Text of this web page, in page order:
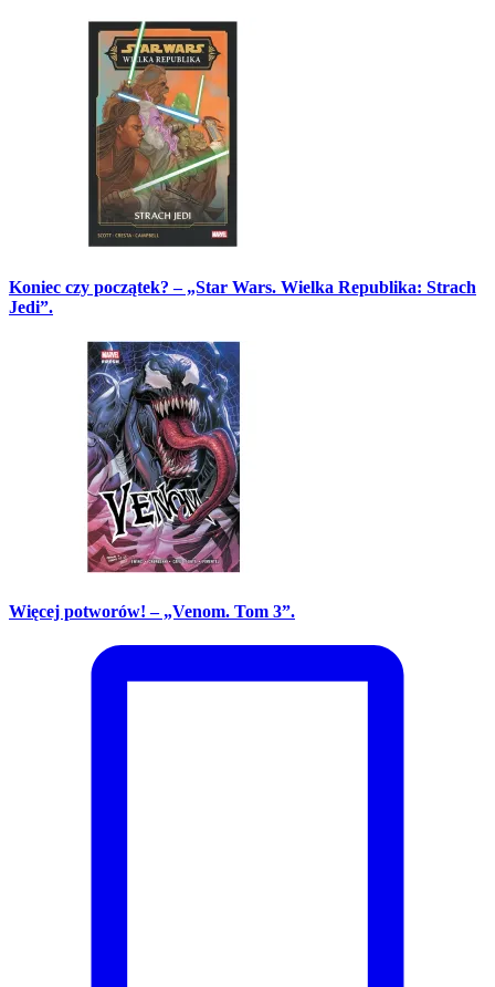
Koniec czy początek? – „Star Wars. Wielka Republika: Strach
Jedi”.
Więcej potworów! – „Venom. Tom 3”.